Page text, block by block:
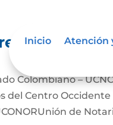
Inicio Atención
Colombiano –
del Centro Occidente
de